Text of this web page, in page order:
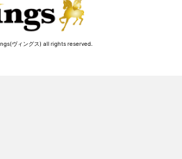
ヴィングス) all rights reserved.